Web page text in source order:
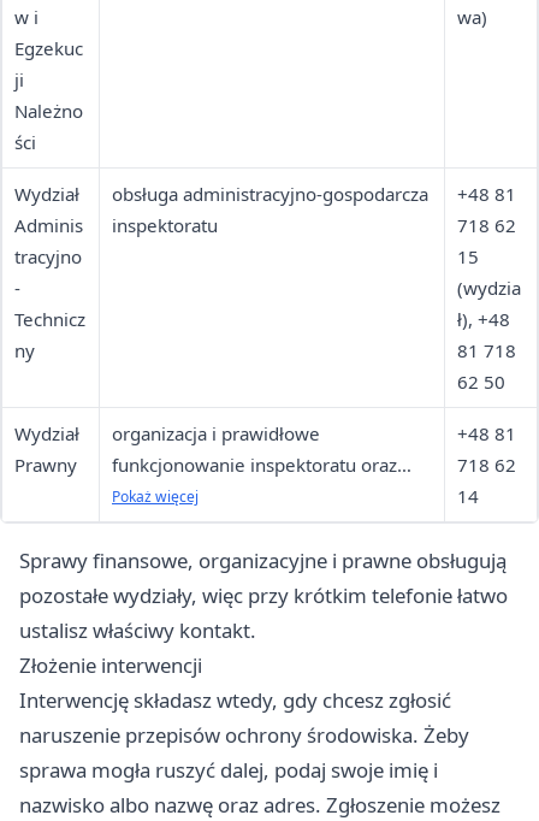
w i
Egzekuc
ji
Należno
ści
wa)
Wydział
Adminis
tracyjno
-
Technicz
ny
obsługa administracyjno-gospodarcza
inspektoratu
+48 81
718 62
15
(wydzia
ł), +48
81 718
62 50
Wydział
Prawny
organizacja i prawidłowe
funkcjonowanie inspektoratu oraz
opinie i porady prawne
Pokaż więcej
+48 81
718 62
14
Sprawy finansowe, organizacyjne i prawne obsługują
pozostałe wydziały, więc przy krótkim telefonie łatwo
ustalisz właściwy kontakt.
Złożenie interwencji
Interwencję składasz wtedy, gdy chcesz zgłosić
naruszenie przepisów ochrony środowiska. Żeby
sprawa mogła ruszyć dalej, podaj swoje imię i
nazwisko albo nazwę oraz adres. Zgłoszenie możesz